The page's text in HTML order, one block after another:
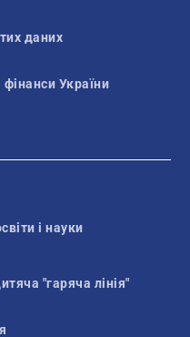
даних
фінанси України
і науки
"гаряча лінія"